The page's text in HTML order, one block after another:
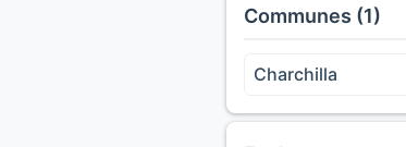
Communes (1)
Charchilla